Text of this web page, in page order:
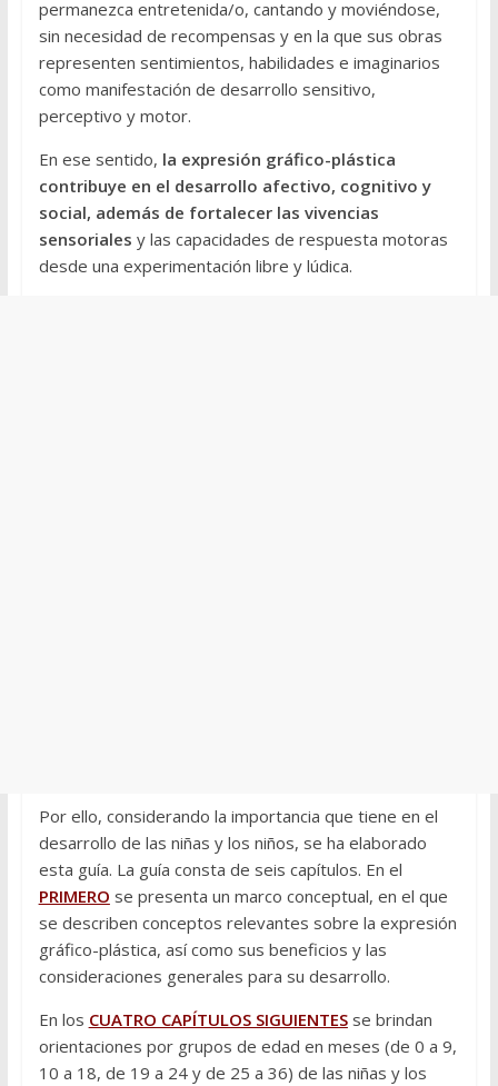
permanezca entretenida/o, cantando y moviéndose,
sin necesidad de recompensas y en la que sus obras
representen sentimientos, habilidades e imaginarios
como manifestación de desarrollo sensitivo,
perceptivo y motor.
En ese sentido, la expresión gráfico-plástica
contribuye en el desarrollo afectivo, cognitivo y
social, además de fortalecer las vivencias
sensoriales y las capacidades de respuesta motoras
desde una experimentación libre y lúdica.
Por ello, considerando la importancia que tiene en el
desarrollo de las niñas y los niños, se ha elaborado
esta guía. La guía consta de seis capítulos. En el
PRIMERO se presenta un marco conceptual, en el que
se describen conceptos relevantes sobre la expresión
gráfico-plástica, así como sus beneficios y las
consideraciones generales para su desarrollo.
En los CUATRO CAPÍTULOS SIGUIENTESse brindan
orientaciones por grupos de edad en meses (de 0 a 9,
10 a 18, de 19 a 24 y de 25 a 36) de las niñas y los